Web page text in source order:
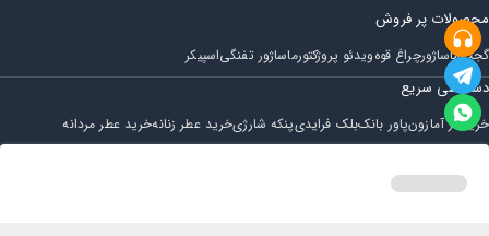
محصولات پر فروش
گجتماساژورچراغ قوهویدئو پروژکتورماساژور تفنگیاسپیکر
دسترسی سریع
خرید از آمازونپاور بانکبلک فرایدیپنکه شارژیخرید عطر زنانهخرید عطر مردانه
مجله ایران باباحساب کاربری